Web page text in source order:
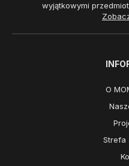
wyjątkowymi
O
Strefa